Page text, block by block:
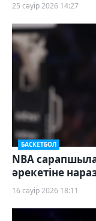
25 сәуір 2026 14:27
БАСКЕТБОЛ
NBA
әрекетіне
16 сәуір 2026 18:11